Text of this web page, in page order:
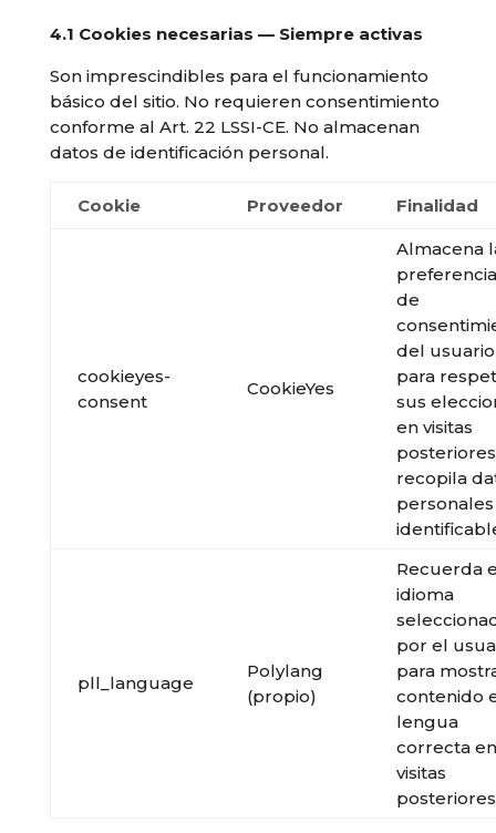
4.1 Cookies necesarias — Siempre activas
Son imprescindibles para el funcionamiento
básico del sitio. No requieren consentimiento
conforme al Art. 22 LSSI-CE. No almacenan
datos de identificación personal.
Cookie Proveedor Finalidad
cookieyes-
consent
CookieYes
Almacena
de
del usuario
para
sus
en visitas
recopila
personales
pll_language
Polylang
(propio)
Recuerda
idioma
por el
para
contenido
lengua
correcta en
visitas